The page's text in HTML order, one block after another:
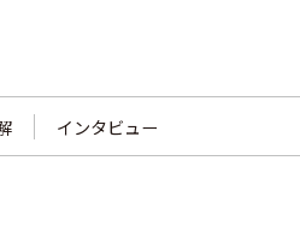
インタビュー